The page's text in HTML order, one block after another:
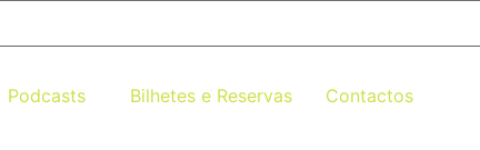
Podcasts Bilhetes e Reservas Contactos